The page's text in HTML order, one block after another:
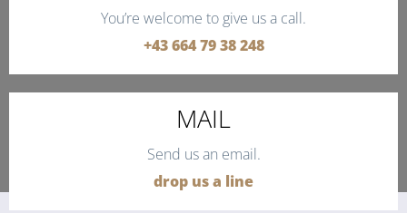
You’re welcome to give us a call.
+43 664 79 38 248
MAIL
Send us an email.
drop us a line